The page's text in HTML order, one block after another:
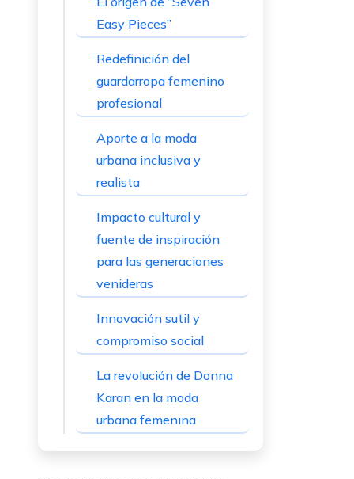
Easy Pieces”
Redefinición del
guardarropa femenino
profesional
Aporte a la moda
urbana inclusiva y
realista
Impacto cultural y
fuente de inspiración
para las generaciones
venideras
Innovación sutil y
compromiso social
La revolución de Donna
Karan en la moda
urbana femenina